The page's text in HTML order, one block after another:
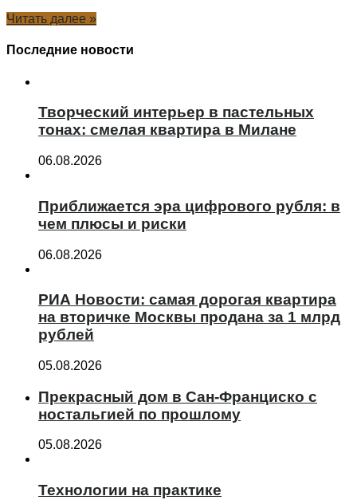
Читать далее »
Последние новости
Творческий интерьер в пастельных
тонах: смелая квартира в Милане
06.08.2026
Приближается эра цифрового рубля: в
чем плюсы и риски
06.08.2026
РИА Новости: самая дорогая квартира
на вторичке Москвы продана за 1 млрд
рублей
05.08.2026
Прекрасный дом в Сан-Франциско с
ностальгией по прошлому
05.08.2026
Технологии на практике